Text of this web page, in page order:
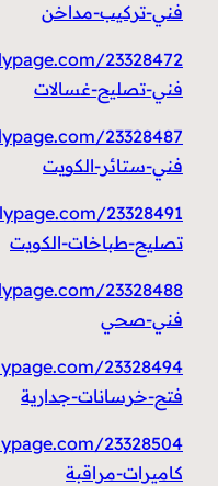
فني-تركيب-مداخن
فني-تصليح-غسالات
فني-ستائر-الكويت
تصليح-طباخات-الكويت
فني-صحي
فتح-خرسانات-جدارية
كاميرات-مراقبة